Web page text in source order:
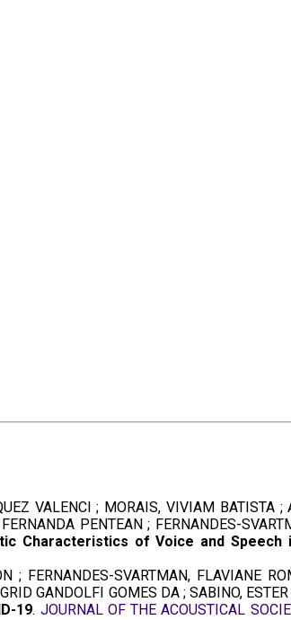
VALENCI ; MORAIS, VIVIAM BATISTA ;
PENTEAN ; FERNANDES-
Characteristics of Voice and Speech
; FERNANDES-SVARTMAN, FLAVIANE
GANDOLFI GOMES DA ; SABINO,
19. JOURNAL OF THE ACOUSTICAL